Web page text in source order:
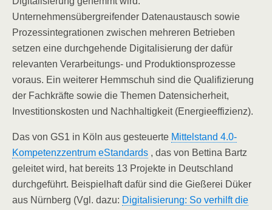
Unternehmensübergreifender Datenaustausch sowie
Prozessintegrationen zwischen mehreren Betrieben
setzen eine durchgehende Digitalisierung der dafür
relevanten Verarbeitungs- und Produktionsprozesse
voraus. Ein weiterer Hemmschuh sind die Qualifizierung
der Fachkräfte sowie die Themen Datensicherheit,
Investitionskosten und Nachhaltigkeit (Energieeffizienz).
Das von GS1 in Köln aus gesteuerte Mittelstand 4.0-
Kompetenzzentrum eStandards , das von Bettina Bartz
geleitet wird, hat bereits 13 Projekte in Deutschland
durchgeführt. Beispielhaft dafür sind die Gießerei Düker
aus Nürnberg (Vgl. dazu: Digitalisierung: So verhilft die